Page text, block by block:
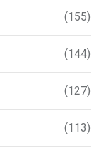
(155)
(144)
(127)
(113)